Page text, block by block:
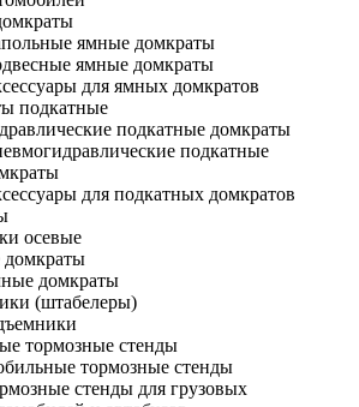
ямные домкраты
ямные домкраты
для ямных домкратов
подкатные
подкатные домкраты
подкатные
для подкатных домкратов
осевые
домкраты
домкраты
(штабелеры)
тормозные стенды
тормозные стенды
стенды для грузовых